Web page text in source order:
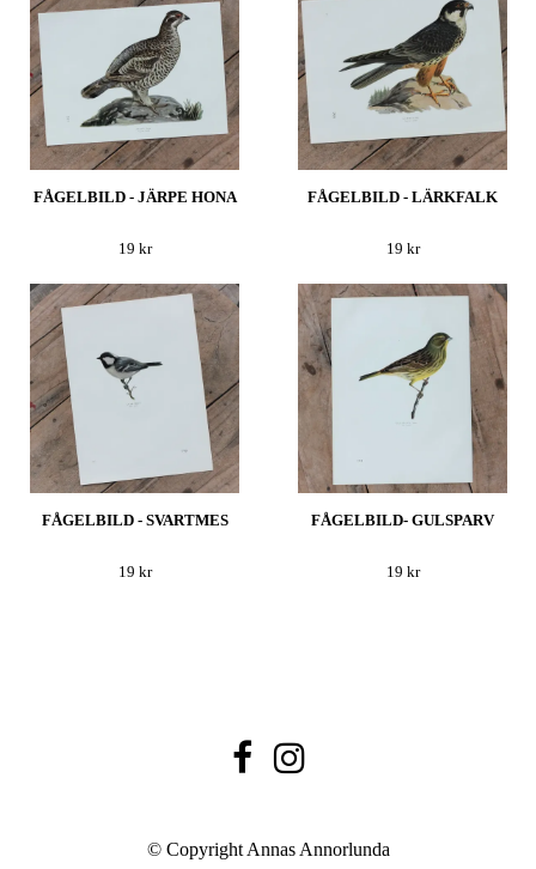
FÅGELBILD - JÄRPE HONA
19 kr
FÅGELBILD - LÄRKFALK
19 kr
FÅGELBILD - SVARTMES
19 kr
FÅGELBILD- GULSPARV
19 kr
© Copyright Annas Annorlunda